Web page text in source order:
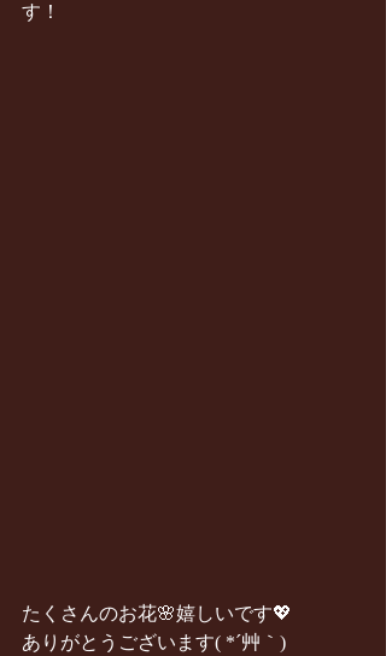
す！
たくさんのお花🌸嬉しいです💖
ありがとうございます( *´艸｀)